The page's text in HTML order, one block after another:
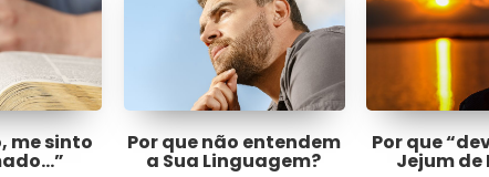
me sinto Por que não entendem
a Sua Linguagem?
Por que
Jejum de